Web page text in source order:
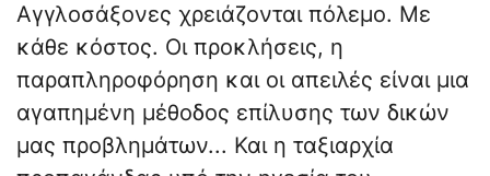
Αγγλοσάξονες χρειάζονται πόλεμο. Με
κάθε κόστος. Οι προκλήσεις, η
παραπληροφόρηση και οι απειλές είναι μια
αγαπημένη μέθοδος επίλυσης των δικών
μας προβλημάτων... Και η ταξιαρχία